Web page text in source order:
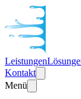
Leistungen
Kontakt
Menü